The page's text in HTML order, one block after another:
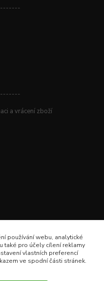
a vrácení zboží
používání webu, analytické
také pro účely cílení reklamy
vlastních preferencí
ve spodní části stránek.